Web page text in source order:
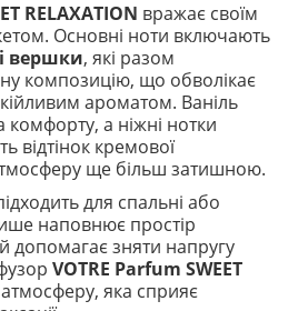
RELAXATION вражає своїм
Основні ноти включають
вершки, які разом
композицію, що обволікає
ароматом. Ваніль
комфорту, а ніжні нотки
відтінок кремової
ще більш затишною.
для спальні або
наповнює простір
зняти напругу
VOTRE Parfum SWEET
яка сприяє